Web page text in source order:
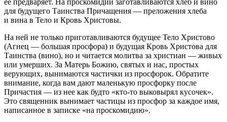
для будущего Таинства Причащения — преложения хлеба
и вина в Тело и Кровь Христовы.
На ней не только приготавливаются будущее Тело Христово
(Агнец — большая просфора) и будущая Кровь Христова для
Таинства (вино), но и читается молитва за христиан — живых
или умерших. За Матерь Божию, святых и нас, простых
верующих, вынимаются частички из просфорок. Обратите
внимание, когда вам дают маленькую просфорку после
Причастия — из нее как будто «кто-то выковырял кусочек».
Это священник вынимает частицы из просфор за каждое имя,
написанное в записке «на проскомидию».